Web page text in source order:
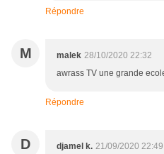
Répondre
M malek 28/10/2020 22:32
awrass TV une grande
Répondre
D djamel k. 21/09/2020 22:49